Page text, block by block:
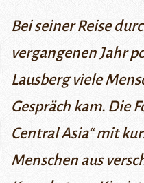
Bei seiner Reise
vergangenen Jahr
Lausberg viele
Gespräch kam. Die
Central Asia“ mit
Menschen aus